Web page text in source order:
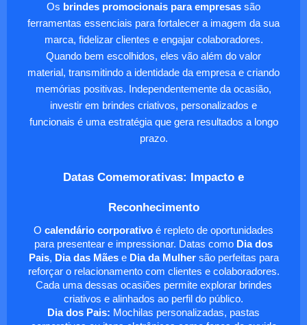
Os brindes promocionais para empresas são
ferramentas essenciais para fortalecer a imagem da sua
marca, fidelizar clientes e engajar colaboradores.
Quando bem escolhidos, eles vão além do valor
material, transmitindo a identidade da empresa e criando
memórias positivas. Independentemente da ocasião,
investir em brindes criativos, personalizados e
funcionais é uma estratégia que gera resultados a longo
prazo.
Datas Comemorativas: Impacto e
Reconhecimento
O calendário corporativo é repleto de oportunidades
para presentear e impressionar. Datas como Dia dos
Pais, Dia das Mãese Dia da Mulhersão perfeitas para
reforçar o relacionamento com clientes e colaboradores.
Cada uma dessas ocasiões permite explorar brindes
criativos e alinhados ao perfil do público.
Dia dos Pais: Mochilas personalizadas, pastas